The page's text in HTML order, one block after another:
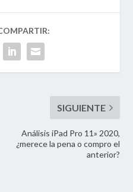
Análisis iPad Pro 11» 2020,
¿merece la pena o compro el
anterior?